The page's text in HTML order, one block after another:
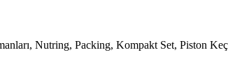
Nutring, Packing, Kompakt Set, Piston